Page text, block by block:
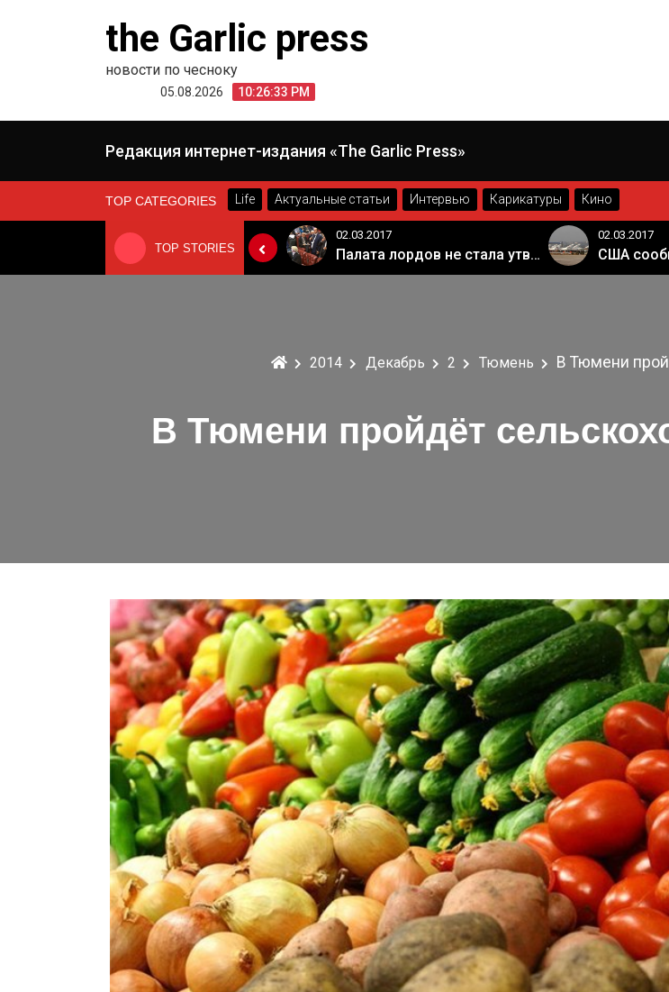
the Garlic press
новости по чесноку
05.08.2026 10:26:34 PM
Редакция интернет-издания «The Garlic Press»
TOP CATEGORIES Life Актуальные статьи Интервью Карикатуры Кино
TOP STORIES
24.06.2019
Когда Россия разрешит полеты в Грузию. Позиция Кремля
02.03.2017
Палата лордов не стала утверждать законопроект о "брексите"
02.03.2017
2014 Декабрь 2 Тюмень В Тюмени
В Тюмени пройдёт